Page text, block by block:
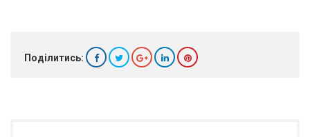
Поділитись: